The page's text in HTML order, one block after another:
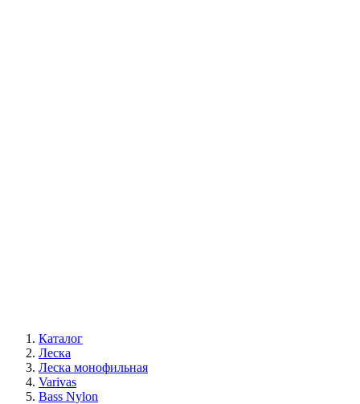
Каталог
Леска
Леска монофильная
Varivas
Bass Nylon